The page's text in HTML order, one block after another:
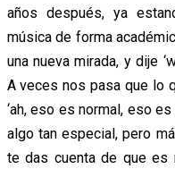
años después, ya
música de forma
una nueva mirada, y dije
A veces nos pasa que lo
‘ah, eso es normal, eso
algo tan especial, pero
te das cuenta de que es